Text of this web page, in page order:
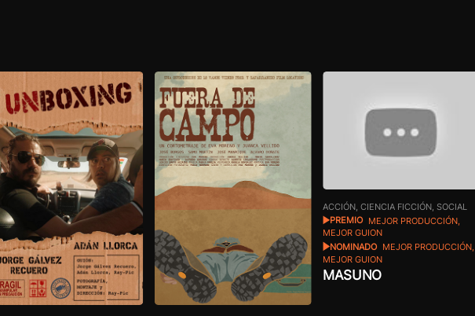
ACCIÓN, CIENCIA FICCIÓN, SOCIAL
PREMIO
MEJOR PRODUCCIÓN,
MEJOR GUION
NOMINADO
MEJOR PRODUCCIÓN,
MEJOR GUION
MASUNO